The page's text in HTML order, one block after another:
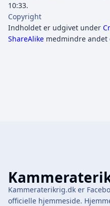
10:33.
Copyright
Indholdet er udgivet under
ShareAlike medmindre andet
Kammeraterikrig.dk er
officielle hjemmeside.